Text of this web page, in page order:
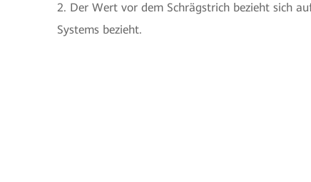
2. Der Wert vor dem Schrägstrich bezieht sich
Systems bezieht.